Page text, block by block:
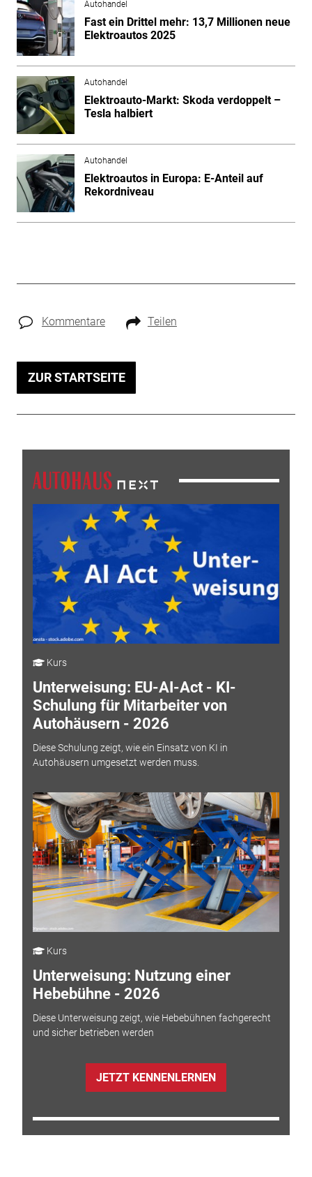
Autohandel
Fast ein Drittel mehr: 13,7 Millionen neue
Elektroautos 2025
Autohandel
Elektroauto-Markt: Skoda verdoppelt –
Tesla halbiert
Autohandel
Elektroautos in Europa: E-Anteil auf
Rekordniveau
Kommentare Teilen
ZUR STARTSEITE
Kurs
Unterweisung: EU-AI-Act - KI-
Schulung für Mitarbeiter von
Autohäusern - 2026
Diese Schulung zeigt, wie ein Einsatz von KI in
Autohäusern umgesetzt werden muss.
Kurs
Unterweisung: Nutzung einer
Hebebühne - 2026
Diese Unterweisung zeigt, wie Hebebühnen fachgerecht
und sicher betrieben werden
JETZT KENNENLERNEN